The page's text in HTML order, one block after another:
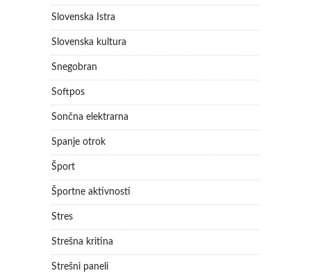
Slovenska Istra
Slovenska kultura
Snegobran
Softpos
Sončna elektrarna
Spanje otrok
Šport
Športne aktivnosti
Stres
Strešna kritina
Strešni paneli